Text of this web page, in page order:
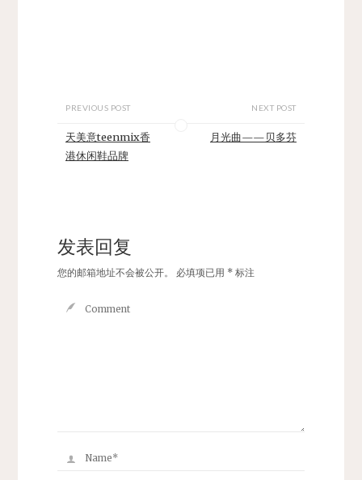
PREVIOUS POST
天美意teenmix香
港休闲鞋品牌
NEXT POST
月光曲——贝多芬
发表回复
您的邮箱地址不会被公开。 必填项已用 *标注